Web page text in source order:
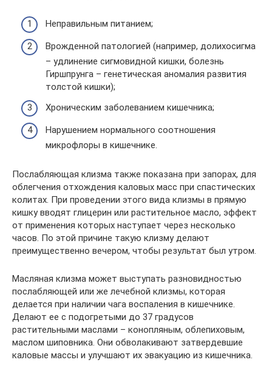
Неправильным питанием;
Врожденной патологией (например, долихосигма
– удлинение сигмовидной кишки, болезнь
Гиршпрунга – генетическая аномалия развития
толстой кишки);
Хроническим заболеванием кишечника;
Нарушением нормального соотношения
микрофлоры в кишечнике.
Послабляющая клизма также показана при запорах, для
облегчения отхождения каловых масс при спастических
колитах. При проведении этого вида клизмы в прямую
кишку вводят глицерин или растительное масло, эффект
от применения которых наступает через несколько
часов. По этой причине такую клизму делают
преимущественно вечером, чтобы результат был утром.
Масляная клизма может выступать разновидностью
послабляющей или же лечебной клизмы, которая
делается при наличии чага воспаления в кишечнике.
Делают ее с подогретыми до 37 градусов
растительными маслами – конопляным, облепиховым,
маслом шиповника. Они обволакивают затвердевшие
каловые массы и улучшают их эвакуацию из кишечника.